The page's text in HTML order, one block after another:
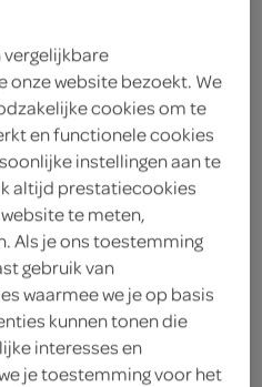
kies je SPAR
ijs sinas vanille ijs
kies je SPAR
vergelijkbare
onze website bezoekt. We
cookies om te
en functionele cookies
instellingen aan te
altijd prestatiecookies
te meten,
Als je ons toestemming
gebruik van
waarmee we je op basis
kunnen tonen die
interesses en
je toestemming voor het